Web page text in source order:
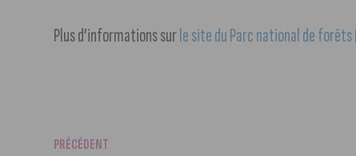
Plus d’informations surle site du Parc national de forêts
PRÉCÉDENT